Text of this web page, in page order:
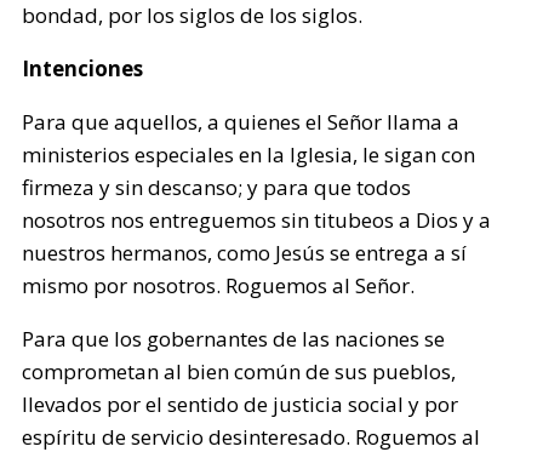
bondad, por los siglos de los siglos.
Intenciones
Para que aquellos, a quienes el Señor llama a
ministerios especiales en la Iglesia, le sigan con
firmeza y sin descanso; y para que todos
nosotros nos entreguemos sin titubeos a Dios y a
nuestros hermanos, como Jesús se entrega a sí
mismo por nosotros. Roguemos al Señor.
Para que los gobernantes de las naciones se
comprometan al bien común de sus pueblos,
llevados por el sentido de justicia social y por
espíritu de servicio desinteresado. Roguemos al